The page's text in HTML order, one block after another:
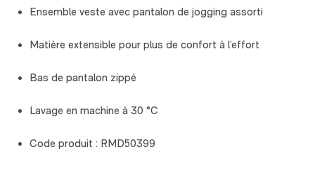
Ensemble veste avec pantalon de jogging assorti
Matière extensible pour plus de confort à l’effort
Bas de pantalon zippé
Lavage en machine à 30 °C
Code produit : RMD50399